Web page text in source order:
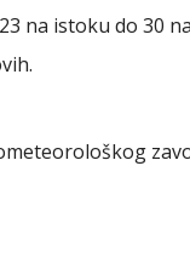
na istoku do 30